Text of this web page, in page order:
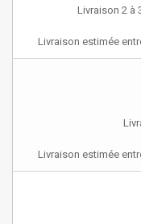
Livraison 2 à
Livraison estimée
Livraison estimée